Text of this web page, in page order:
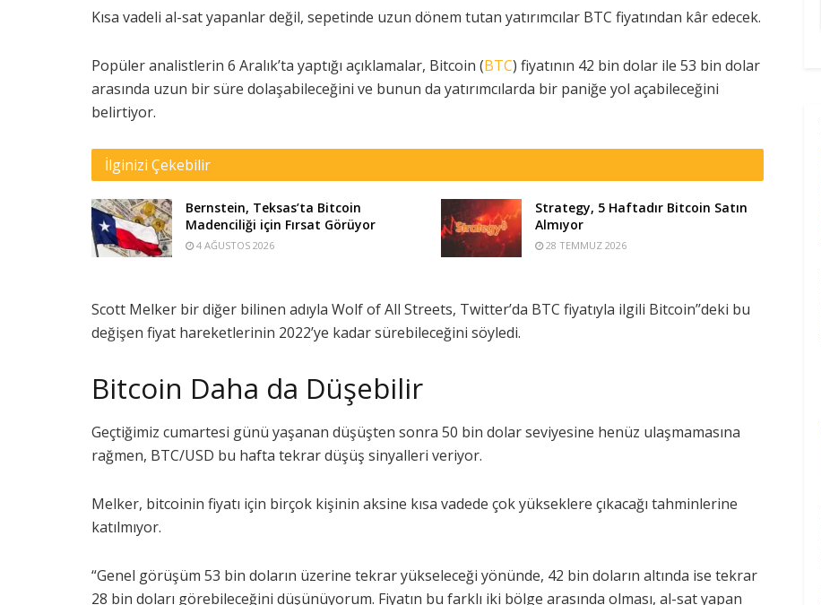
Kısa vadeli al-sat yapanlar değil, sepetinde uzun dönem tutan yatırımcılar BTC fiyatından kâr edecek.
Popüler analistlerin 6 Aralık’ta yaptığı açıklamalar, Bitcoin (BTC) fiyatının 42 bin dolar ile 53 bin dolar
arasında uzun bir süre dolaşabileceğini ve bunun da yatırımcılarda bir paniğe yol açabileceğini
belirtiyor.
İlginizi Çekebilir
Bernstein, Teksas’ta Bitcoin
Madenciliği için Fırsat Görüyor
4 AĞUSTOS 2026
Strategy, 5 Haftadır Bitcoin Satın
Almıyor
28 TEMMUZ 2026
Scott Melker bir diğer bilinen adıyla Wolf of All Streets, Twitter’da BTC fiyatıyla ilgili Bitcoin’’deki bu
değişen fiyat hareketlerinin 2022’ye kadar sürebileceğini söyledi.
Bitcoin Daha da Düşebilir
Geçtiğimiz cumartesi günü yaşanan düşüşten sonra 50 bin dolar seviyesine henüz ulaşmamasına
rağmen, BTC/USD bu hafta tekrar düşüş sinyalleri veriyor.
Melker, bitcoinin fiyatı için birçok kişinin aksine kısa vadede çok yükseklere çıkacağı tahminlerine
katılmıyor.
“Genel görüşüm 53 bin doların üzerine tekrar yükseleceği yönünde, 42 bin doların altında ise tekrar
28 bin doları görebileceğini düşünüyorum. Fiyatın bu farklı iki bölge arasında olması, al-sat yapan